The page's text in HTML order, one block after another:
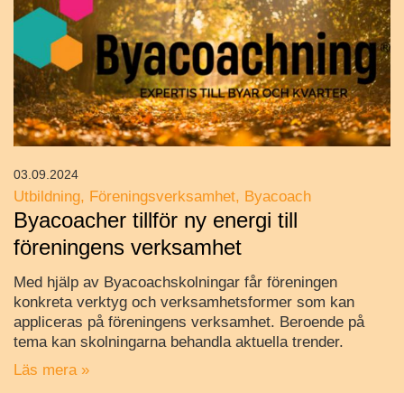
Utbildning Föreningsverksamhet Byacoach
Byacoacher tillför ny energi till
föreningens verksamhet
Med hjälp av Byacoachskolningar får föreningen
konkreta verktyg och verksamhetsformer som kan
appliceras på föreningens verksamhet. Beroende på
tema kan skolningarna behandla aktuella trender.
Läs mera »
03.09.2024